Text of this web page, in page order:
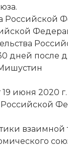
Российской
дней после
июня 2020